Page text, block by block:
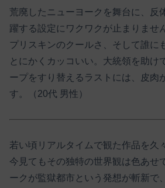
荒廃したニューヨークを舞台に、反
躍する設定にワクワクが止まりませ
プリスキンのクールさ、そして誰に
とにかくカッコいい。大統領を助け
ープをすり替えるラストには、皮肉
す。（20代 男性）
若い頃リアルタイムで観た作品を久
今見てもその独特の世界観は色あせ
ークが監獄都市という発想が斬新で